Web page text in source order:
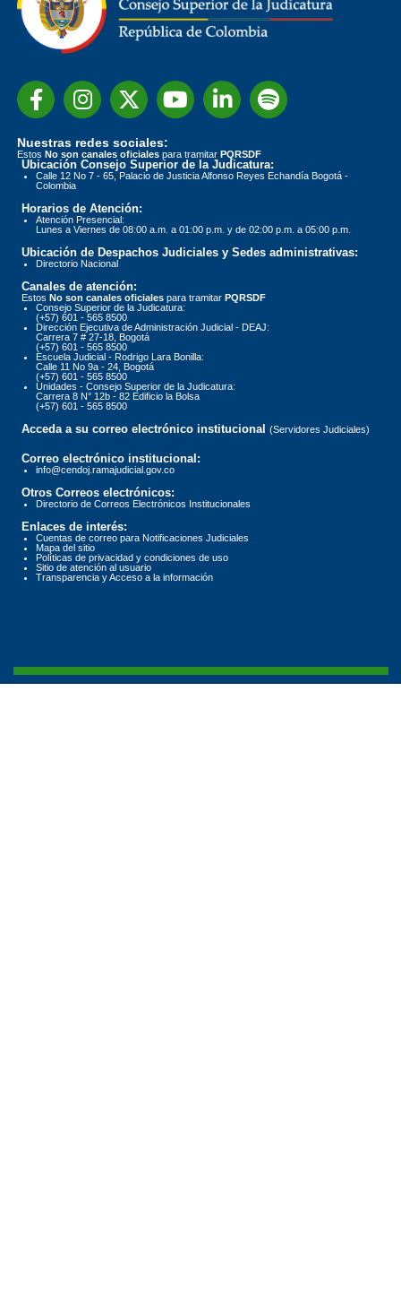
Nuestras redes sociales:
Estos No son canales oficiales para tramitar PQRSDF
Ubicación Consejo Superior de la Judicatura:
Calle 12 No 7 - 65, Palacio de Justicia Alfonso Reyes Echandía Bogotá -
Colombia
Horarios de Atención:
Atención Presencial:
Lunes a Viernes de 08:00 a.m. a 01:00 p.m. y de 02:00 p.m. a 05:00 p.m.
Ubicación de Despachos Judiciales y Sedes administrativas:
Directorio Nacional
Canales de atención:
Estos No son canales oficiales para tramitar PQRSDF
Consejo Superior de la Judicatura:
(+57) 601 - 565 8500
Dirección Ejecutiva de Administración Judicial - DEAJ:
Carrera 7 # 27-18, Bogotá
(+57) 601 - 565 8500
Escuela Judicial - Rodrigo Lara Bonilla:
Calle 11 No 9a - 24, Bogotá
(+57) 601 - 565 8500
Unidades - Consejo Superior de la Judicatura:
Carrera 8 N° 12b - 82 Edificio la Bolsa
(+57) 601 - 565 8500
Acceda a su correo electrónico institucional (Servidores Judiciales)
Correo electrónico institucional:
info@cendoj.ramajudicial.gov.co
Otros Correos electrónicos:
Directorio de Correos Electrónicos Institucionales
Enlaces de interés:
Cuentas de correo para Notificaciones Judiciales
Mapa del sitio
Políticas de privacidad y condiciones de uso
Sitio de atención al usuario
Transparencia y Acceso a la información